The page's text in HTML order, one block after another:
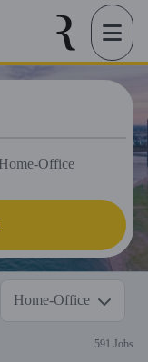
Home-Office
591 Jobs